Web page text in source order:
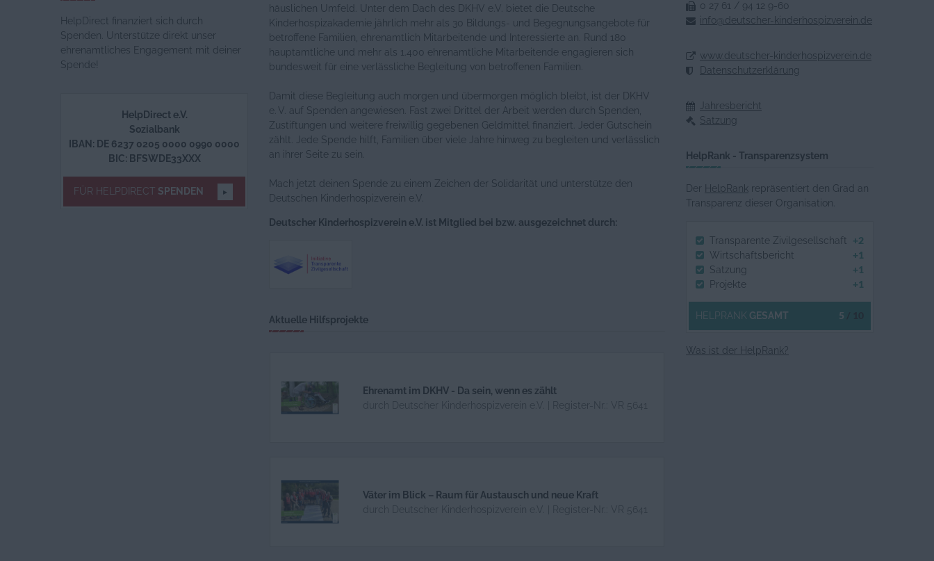
HelpDirect finanziert sich durch
Spenden. Unterstütze direkt unser
ehrenamtliches Engagement mit deiner
Spende!
HelpDirect e.V.
Sozialbank
IBAN: DE 6237 0205 0000 0990 0000
BIC: BFSWDE33XXX
FÜR HELPDIRECT SPENDEN
häuslichen Umfeld. Unter dem Dach des DKHV e.V. bietet die Deutsche
Kinderhospizakademie jährlich mehr als 30 Bildungs- und Begegnungsangebote für
betroffene Familien, ehrenamtlich Mitarbeitende und Interessierte an. Rund 180
hauptamtliche und mehr als 1.400 ehrenamtliche Mitarbeitende engagieren sich
bundesweit für eine verlässliche Begleitung von betroffenen Familien.
Damit diese Begleitung auch morgen und übermorgen möglich bleibt, ist der DKHV
e. V. auf Spenden angewiesen. Fast zwei Drittel der Arbeit werden durch Spenden,
Zustiftungen und weitere freiwillig gegebenen Geldmittel finanziert. Jeder Gutschein
zählt. Jede Spende hilft, Familien über viele Jahre hinweg zu begleiten und verlässlich
an ihrer Seite zu sein.
Mach jetzt deinen Spende zu einem Zeichen der Solidarität und unterstütze den
Deutschen Kinderhospizverein e.V.
Deutscher Kinderhospizverein e.V. ist Mitglied bei bzw. ausgezeichnet durch:
Aktuelle Hilfsprojekte
Ehrenamt im DKHV - Da sein, wenn es zählt
durch Deutscher Kinderhospizverein e.V. | Register-Nr.: VR 5641
Väter im Blick – Raum für Austausch und neue Kraft
durch Deutscher Kinderhospizverein e.V. | Register-Nr.: VR 5641
0 27 61 / 94 12 9-60
info@deutscher-kinderhospizverein.de
www.deutscher-kinderhospizverein.de
Datenschutzerklärung
Jahresbericht
Satzung
HelpRank - Transparenzsystem
Der HelpRank repräsentiert den Grad an
Transparenz dieser Organisation.
Transparente Zivilgesellschaft +2
Wirtschaftsbericht +1
Satzung +1
Projekte +1
HELPRANK GESAMT 5
Was ist der HelpRank?